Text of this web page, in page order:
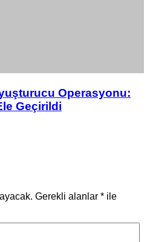
Operasyonu:
Geçirildi
Gerekli alanlar * ile